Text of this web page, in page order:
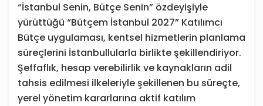
“İstanbul Senin, Bütçe Senin” özdeyişiyle
yürüttüğü “Bütçem İstanbul 2027” Katılımcı
Bütçe uygulaması, kentsel hizmetlerin planlama
süreçlerini İstanbullularla birlikte şekillendiriyor.
Şeffaflık, hesap verebilirlik ve kaynakların adil
tahsis edilmesi ilkeleriyle şekillenen bu süreçte,
yerel yönetim kararlarına aktif katılım